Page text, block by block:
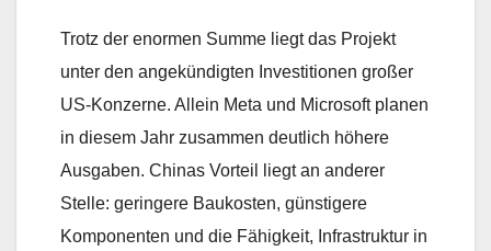
Trotz der enormen Summe liegt das Projekt
unter den angekündigten Investitionen großer
US-Konzerne. Allein Meta und Microsoft planen
in diesem Jahr zusammen deutlich höhere
Ausgaben. Chinas Vorteil liegt an anderer
Stelle: geringere Baukosten, günstigere
Komponenten und die Fähigkeit, Infrastruktur in